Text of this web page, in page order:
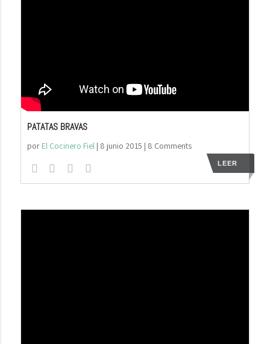
PATATAS BRAVAS
por El Cocinero Fiel| 8 junio 2015 | 8 Comments
LEER